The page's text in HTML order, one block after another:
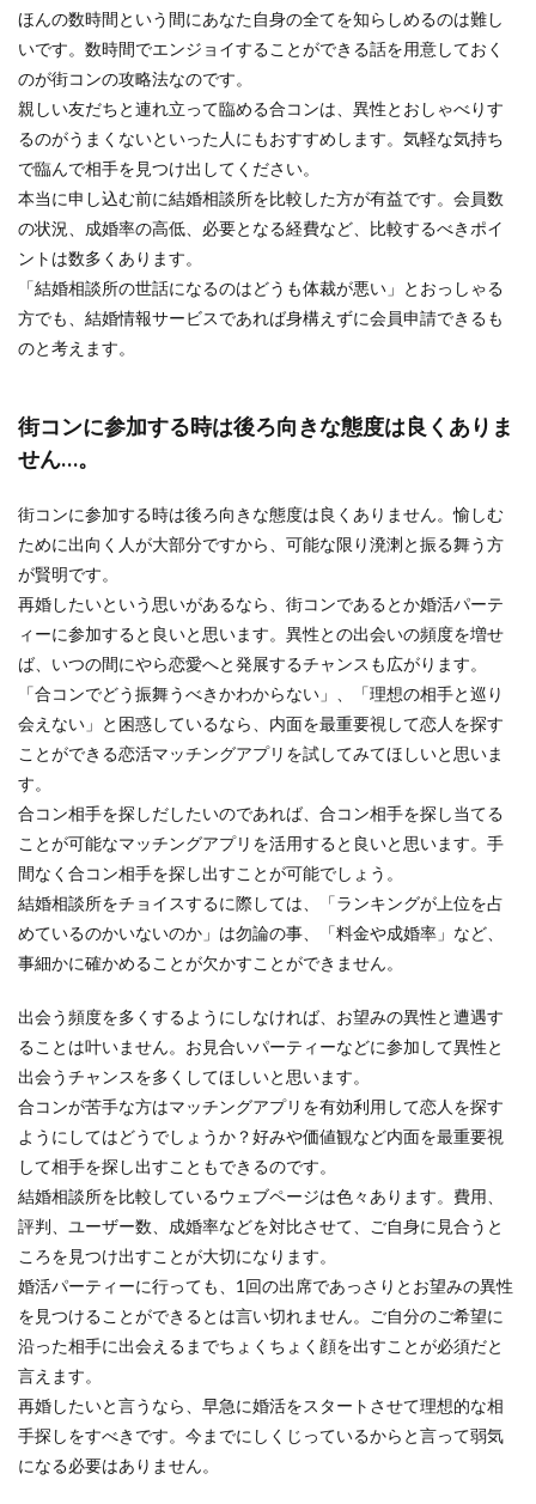
ほんの数時間という間にあなた自身の全てを知らしめるのは難し
いです。数時間でエンジョイすることができる話を用意しておく
のが街コンの攻略法なのです。
親しい友だちと連れ立って臨める合コンは、異性とおしゃべりす
るのがうまくないといった人にもおすすめします。気軽な気持ち
で臨んで相手を見つけ出してください。
本当に申し込む前に結婚相談所を比較した方が有益です。会員数
の状況、成婚率の高低、必要となる経費など、比較するべきポイ
ントは数多くあります。
「結婚相談所の世話になるのはどうも体裁が悪い」とおっしゃる
方でも、結婚情報サービスであれば身構えずに会員申請できるも
のと考えます。
街コンに参加する時は後ろ向きな態度は良くありま
せん…。
街コンに参加する時は後ろ向きな態度は良くありません。愉しむ
ために出向く人が大部分ですから、可能な限り溌溂と振る舞う方
が賢明です。
再婚したいという思いがあるなら、街コンであるとか婚活パーテ
ィーに参加すると良いと思います。異性との出会いの頻度を増せ
ば、いつの間にやら恋愛へと発展するチャンスも広がります。
「合コンでどう振舞うべきかわからない」、「理想の相手と巡り
会えない」と困惑しているなら、内面を最重要視して恋人を探す
ことができる恋活マッチングアプリを試してみてほしいと思いま
す。
合コン相手を探しだしたいのであれば、合コン相手を探し当てる
ことが可能なマッチングアプリを活用すると良いと思います。手
間なく合コン相手を探し出すことが可能でしょう。
結婚相談所をチョイスするに際しては、「ランキングが上位を占
めているのかいないのか」は勿論の事、「料金や成婚率」など、
事細かに確かめることが欠かすことができません。
出会う頻度を多くするようにしなければ、お望みの異性と遭遇す
ることは叶いません。お見合いパーティーなどに参加して異性と
出会うチャンスを多くしてほしいと思います。
合コンが苦手な方はマッチングアプリを有効利用して恋人を探す
ようにしてはどうでしょうか？好みや価値観など内面を最重要視
して相手を探し出すこともできるのです。
結婚相談所を比較しているウェブページは色々あります。費用、
評判、ユーザー数、成婚率などを対比させて、ご自身に見合うと
ころを見つけ出すことが大切になります。
婚活パーティーに行っても、1回の出席であっさりとお望みの異性
を見つけることができるとは言い切れません。ご自分のご希望に
沿った相手に出会えるまでちょくちょく顔を出すことが必須だと
言えます。
再婚したいと言うなら、早急に婚活をスタートさせて理想的な相
手探しをすべきです。今までにしくじっているからと言って弱気
になる必要はありません。